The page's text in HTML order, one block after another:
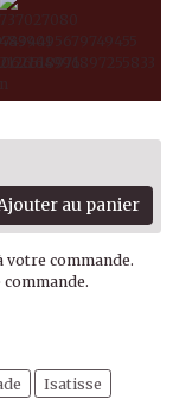
au panier
votre commande.
Isatisse